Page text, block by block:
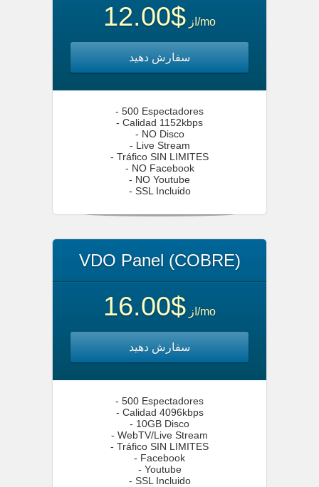
از $12.00 /mo
سفارش دهید
- 500 Espectadores
- Calidad 1152kbps
- NO Disco
- Live Stream
- Tráfico SIN LIMITES
- NO Facebook
- NO Youtube
- SSL Incluido
VDO Panel (COBRE)
از $16.00 /mo
سفارش دهید
- 500 Espectadores
- Calidad 4096kbps
- 10GB Disco
- WebTV/Live Stream
- Tráfico SIN LIMITES
- Facebook
- Youtube
- SSL Incluido